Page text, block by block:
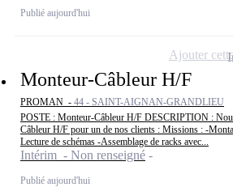
Publié aujourd'hui
Monteur-Câbleur H/F
PROMAN - 44 - SAINT-AIGNAN-GRANDLIEU
POSTE : Monteur-Câbleur H/F DESCRIPTION :
Câbleur H/F pour un de nos clients : Missions : -
Lecture de schémas -Assemblage de racks avec...
Intérim - Non renseigné
Publié aujourd'hui
Ajouter